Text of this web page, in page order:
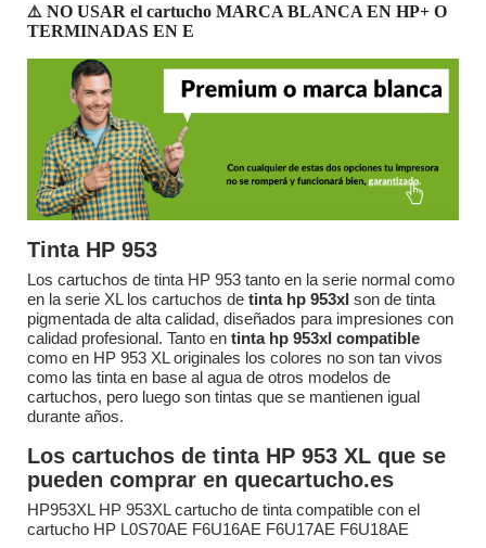
⚠️ NO USAR el cartucho MARCA BLANCA EN HP+ O
TERMINADAS EN E
Tinta HP 953
Los cartuchos de tinta HP 953 tanto en la serie normal como
en la serie XL los cartuchos de tinta hp 953xl son de tinta
pigmentada de alta calidad, diseñados para impresiones con
calidad profesional. Tanto en tinta hp 953xl compatible
como en HP 953 XL originales los colores no son tan vivos
como las tinta en base al agua de otros modelos de
cartuchos, pero luego son tintas que se mantienen igual
durante años.
Los cartuchos de tinta HP 953 XL que se
pueden comprar en quecartucho.es
HP953XL HP 953XL cartucho de tinta compatible con el
cartucho HP L0S70AE F6U16AE F6U17AE F6U18AE